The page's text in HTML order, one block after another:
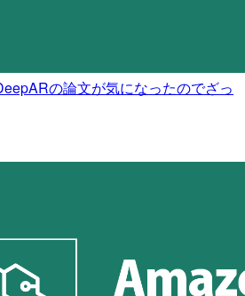
の論文が気になったのでざっ